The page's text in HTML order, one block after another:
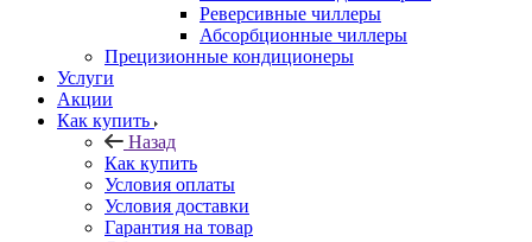
Реверсивные чиллеры
Абсорбционные чиллеры
Прецизионные кондиционеры
Услуги
Акции
Как купить
Назад
Как купить
Условия оплаты
Условия доставки
Гарантия на товар